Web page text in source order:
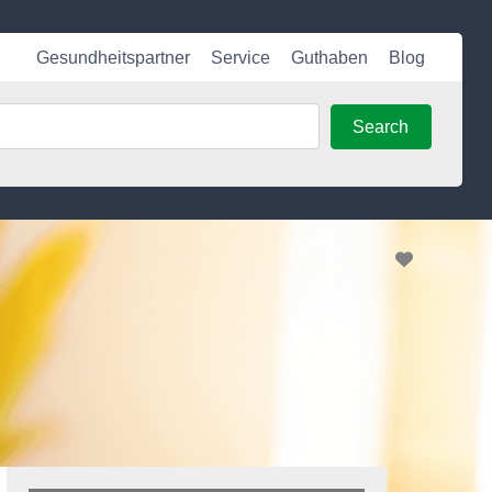
Gesundheitspartner Service Guthaben Blog
Search
Favorite